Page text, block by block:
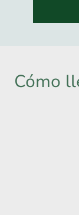
Cómo